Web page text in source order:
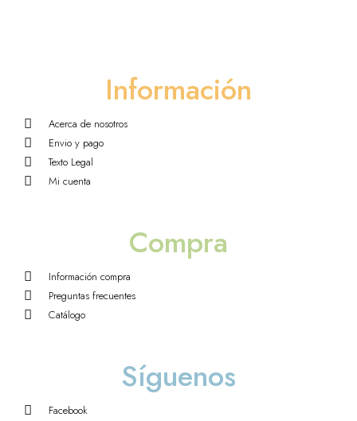
Información
Acerca de nosotros
Envio y pago
Texto Legal
Mi cuenta
Compra
Información compra
Preguntas frecuentes
Catálogo
Síguenos
Facebook